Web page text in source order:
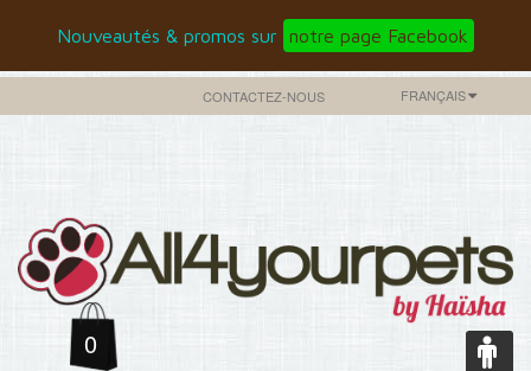
Nouveautés & promos sur notre page Facebook
FRANÇAIS
CONTACTEZ-NOUS
0